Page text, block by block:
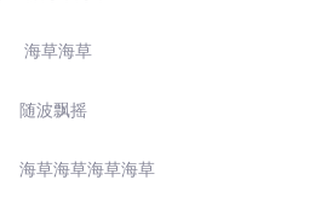
草
摇
草海草